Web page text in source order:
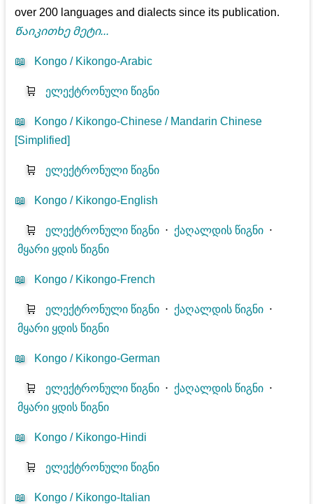
over 200 languages and dialects since its publication.
Წაიკითხე მეტი...
📖 Kongo / Kikongo-Arabic
🛒 ელექტრონული წიგნი
📖
Kongo / Kikongo-Chinese / Mandarin Chinese
[Simplified]
🛒 ელექტრონული წიგნი
📖 Kongo / Kikongo-English
🛒 ელექტრონული წიგნი ⋅ ქაღალდის წიგნი ⋅
მყარი ყდის წიგნი
📖 Kongo / Kikongo-French
🛒 ელექტრონული წიგნი ⋅ ქაღალდის წიგნი ⋅
მყარი ყდის წიგნი
📖 Kongo / Kikongo-German
🛒 ელექტრონული წიგნი ⋅ ქაღალდის წიგნი ⋅
მყარი ყდის წიგნი
📖 Kongo / Kikongo-Hindi
🛒 ელექტრონული წიგნი
📖 Kongo / Kikongo-Italian